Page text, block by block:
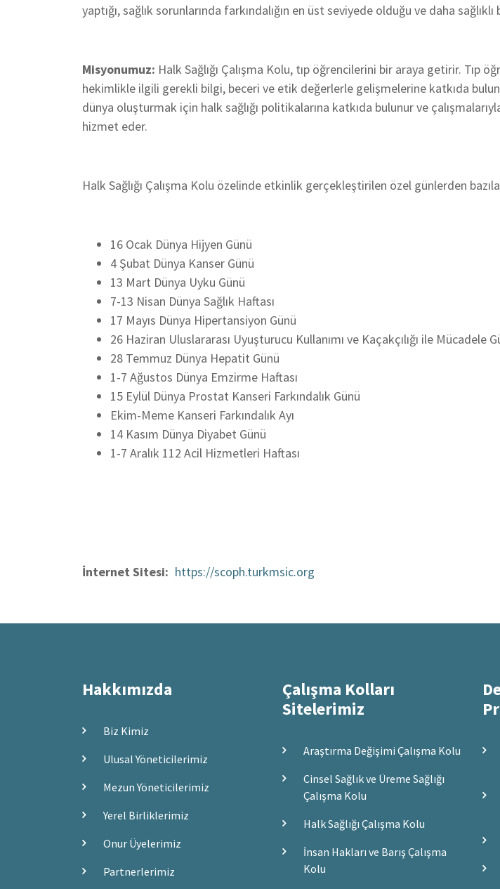
yaptığı, sağlık sorunlarında farkındalığın en üst seviyede olduğu ve daha sağlıklı
Misyonumuz: Halk Sağlığı Çalışma Kolu, tıp öğrencilerini bir araya getirir. Tıp
hekimlikle ilgili gerekli bilgi, beceri ve etik değerlerle gelişmelerine katkıda
dünya oluşturmak için halk sağlığı politikalarına katkıda bulunur ve
hizmet eder.
Halk Sağlığı Çalışma Kolu özelinde etkinlik gerçekleştirilen özel günlerden
16 Ocak Dünya Hijyen Günü
4 Şubat Dünya Kanser Günü
13 Mart Dünya Uyku Günü
7-13 Nisan Dünya Sağlık Haftası
17 Mayıs Dünya Hipertansiyon Günü
26 Haziran Uluslararası Uyuşturucu Kullanımı ve Kaçakçılığı ile Mücadele
28 Temmuz Dünya Hepatit Günü
1-7 Ağustos Dünya Emzirme Haftası
15 Eylül Dünya Prostat Kanseri Farkındalık Günü
Ekim-Meme Kanseri Farkındalık Ayı
14 Kasım Dünya Diyabet Günü
1-7 Aralık 112 Acil Hizmetleri Haftası
İnternet Sitesi https://scoph.turkmsic.org
Hakkımızda
Biz Kimiz
Ulusal Yöneticilerimiz
Mezun Yöneticilerimiz
Yerel Birliklerimiz
Onur Üyelerimiz
Partnerlerimiz
Çalışma Kolları
Sitelerimiz
Araştırma Değişimi Çalışma Kolu
Cinsel Sağlık ve Üreme Sağlığı
Çalışma Kolu
Halk Sağlığı Çalışma Kolu
İnsan Hakları ve Barış Çalışma
Kolu